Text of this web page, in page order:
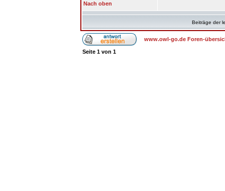
Nach oben
Beiträge der
www.owl-go.de Foren-
Seite 1 von 1